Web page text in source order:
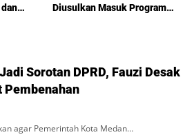
Diusulkan Masuk Program
Sorotan DPRD, Fauzi Desak
Pembenahan
agar Pemerintah Kota Medan…